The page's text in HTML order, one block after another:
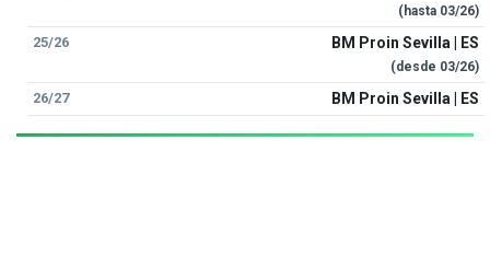
(hasta 03/26)
25/26 BM Proin Sevilla | ES
(desde 03/26)
26/27 BM Proin Sevilla | ES